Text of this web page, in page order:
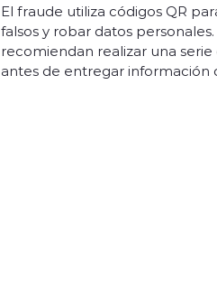
El fraude utiliza códigos QR
falsos y robar datos
recomiendan realizar una
antes de entregar información